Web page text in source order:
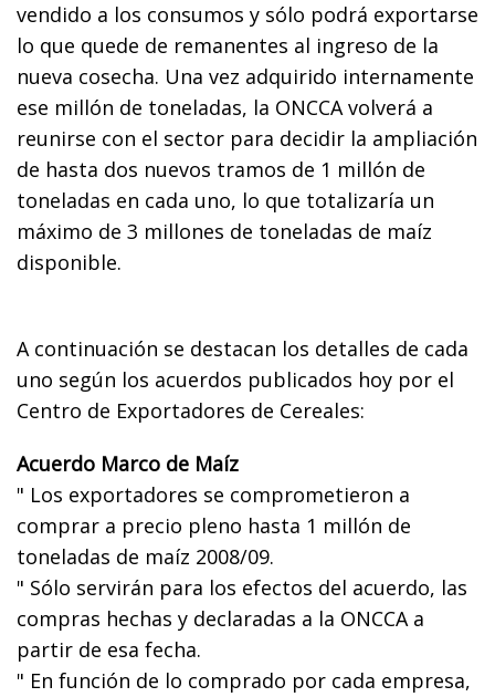
vendido a los consumos y sólo podrá exportarse
lo que quede de remanentes al ingreso de la
nueva cosecha. Una vez adquirido internamente
ese millón de toneladas, la ONCCA volverá a
reunirse con el sector para decidir la ampliación
de hasta dos nuevos tramos de 1 millón de
toneladas en cada uno, lo que totalizaría un
máximo de 3 millones de toneladas de maíz
disponible.
A continuación se destacan los detalles de cada
uno según los acuerdos publicados hoy por el
Centro de Exportadores de Cereales:
Acuerdo Marco de Maíz
" Los exportadores se comprometieron a
comprar a precio pleno hasta 1 millón de
toneladas de maíz 2008/09.
" Sólo servirán para los efectos del acuerdo, las
compras hechas y declaradas a la ONCCA a
partir de esa fecha.
" En función de lo comprado por cada empresa,